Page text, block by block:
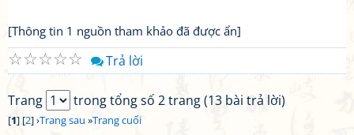
[Thông tin 1 nguồn tham khảo đã được ẩn]
☆
☆
☆
☆
☆ Trả lời
Trang trong tổng số 2 trang (13 bài trả lời)
[1] [2] ›Trang sau »Trang cuối